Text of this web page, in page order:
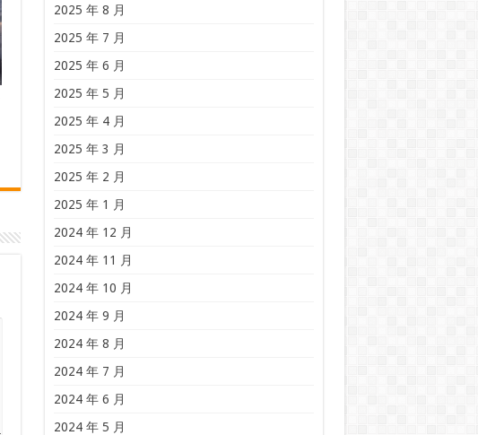
2025 年 8 月
2025 年 7 月
2025 年 6 月
2025 年 5 月
2025 年 4 月
2025 年 3 月
2025 年 2 月
2025 年 1 月
2024 年 12 月
2024 年 11 月
2024 年 10 月
2024 年 9 月
2024 年 8 月
2024 年 7 月
2024 年 6 月
2024 年 5 月